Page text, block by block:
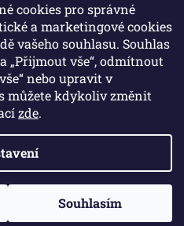
cookies pro správné
a marketingové cookies
vašeho souhlasu. Souhlas
vše“, odmítnout
nebo upravit v
můžete kdykoliv změnit
zde.
Souhlasím
. Všechna práva vyhrazena.
cookies